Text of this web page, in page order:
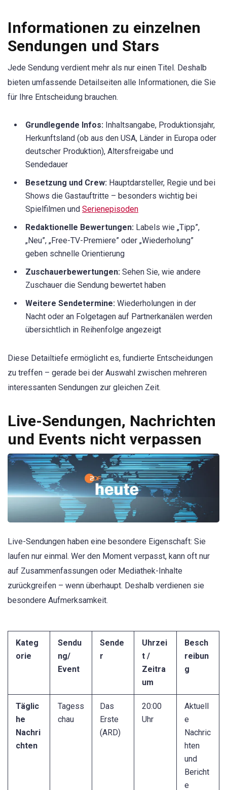
Informationen zu einzelnen
Sendungen und Stars
Jede Sendung verdient mehr als nur einen Titel. Deshalb
bieten umfassende Detailseiten alle Informationen, die Sie
für Ihre Entscheidung brauchen.
Grundlegende Infos: Inhaltsangabe, Produktionsjahr,
Herkunftsland (ob aus den USA, Länder in Europa oder
deutscher Produktion), Altersfreigabe und
Sendedauer
Besetzung und Crew: Hauptdarsteller, Regie und bei
Shows die Gastauftritte – besonders wichtig bei
Spielfilmen und Serienepisoden
Redaktionelle Bewertungen: Labels wie „Tipp”,
„Neu”, „Free-TV-Premiere” oder „Wiederholung”
geben schnelle Orientierung
Zuschauerbewertungen: Sehen Sie, wie andere
Zuschauer die Sendung bewertet haben
Weitere Sendetermine: Wiederholungen in der
Nacht oder an Folgetagen auf Partnerkanälen werden
übersichtlich in Reihenfolge angezeigt
Diese Detailtiefe ermöglicht es, fundierte Entscheidungen
zu treffen – gerade bei der Auswahl zwischen mehreren
interessanten Sendungen zur gleichen Zeit.
Live-Sendungen, Nachrichten
und Events nicht verpassen
Live-Sendungen haben eine besondere Eigenschaft: Sie
laufen nur einmal. Wer den Moment verpasst, kann oft nur
auf Zusammenfassungen oder Mediathek-Inhalte
zurückgreifen – wenn überhaupt. Deshalb verdienen sie
besondere Aufmerksamkeit.
Kateg
orie
Sendu
ng/
Event
Sende
r
Uhrzei
t /
Zeitra
um
Besch
reibun
g
Täglic
he
Nachri
chten
Tagess
chau
Das
Erste
(ARD)
20:00
Uhr
Aktuell
e
Nachric
hten
und
Bericht
e